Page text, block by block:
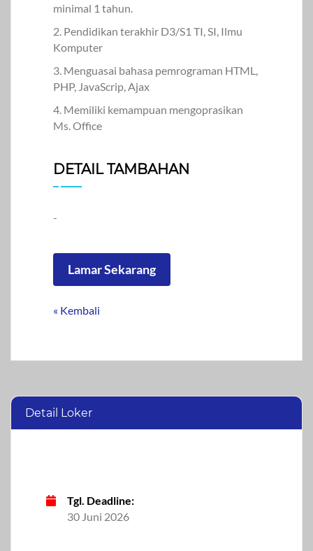
minimal 1 tahun.
2. Pendidikan terakhir D3/S1 TI, SI, Ilmu
Komputer
3. Menguasai bahasa pemrograman HTML,
PHP, JavaScrip, Ajax
4. Memiliki kemampuan mengoprasikan
Ms. Office
DETAIL TAMBAHAN
-
Lamar Sekarang
« Kembali
Detail Loker
Tgl. Deadline:
30 Juni 2026